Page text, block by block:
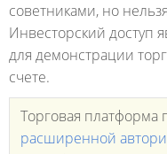
советниками, но
Инвесторский доступ
для демонстрации
счете.
Торговая платформа
расширенной